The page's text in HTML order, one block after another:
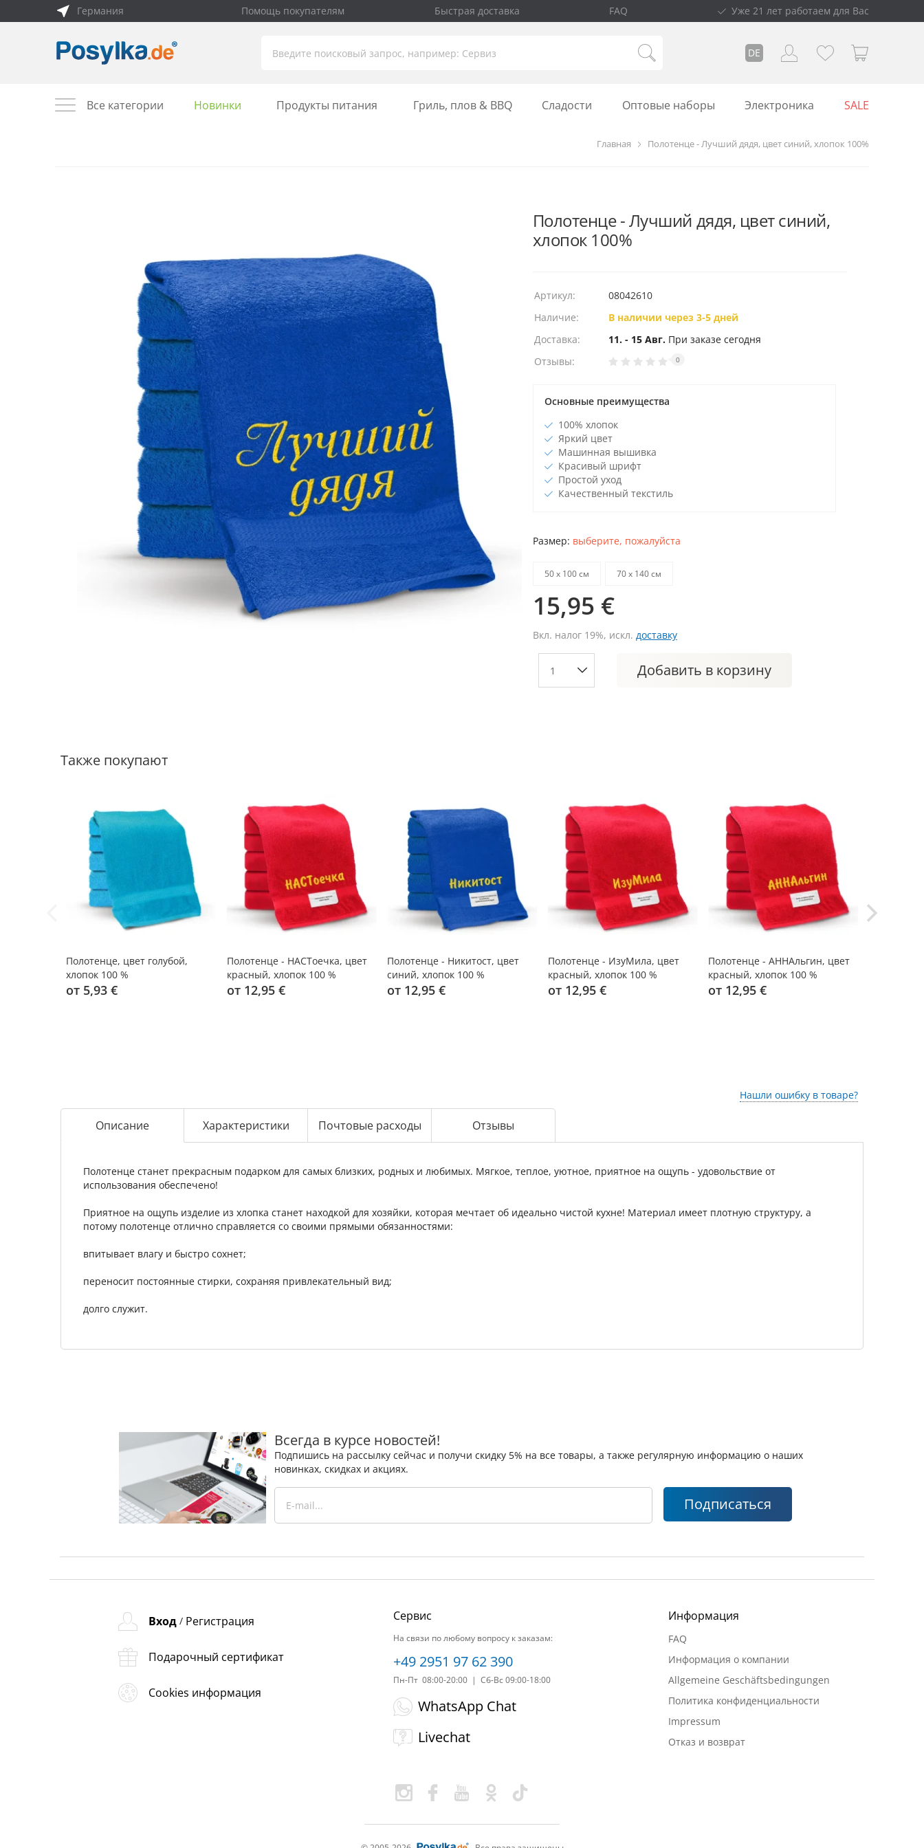
Германия Помощь покупателям Быстрая доставка FAQ Уже 21 лет работаем для Вас
DE
Все категории Новинки Продукты питания Гриль, плов & BBQ Сладости Оптовые наборы Электроника SALE
Главная Полотенце - Лучший дядя, цвет синий, хлопок 100%
Полотенце - Лучший дядя, цвет синий,
хлопок 100%
Артикул:
08042610
Наличие:
В наличии через 3-5 дней
Доставка:
11. - 15 Авг. При заказе сегодня
Отзывы:
0
Основные преимущества
100% хлопок
Яркий цвет
Машинная вышивка
Красивый шрифт
Простой уход
Качественный текстиль
Размер: выберите, пожалуйста
50 х 100 см 70 х 140 см
15,95 €
Вкл. налог 19%, искл. доставку
Добавить в корзину
Также покупают
Полотенце, цвет голубой,
хлопок 100 %
от 5,93 €
Полотенце - НАСТоечка, цвет
красный, хлопок 100 %
от 12,95 €
Полотенце - Никитост, цвет
синий, хлопок 100 %
от 12,95 €
Полотенце - ИзуМила, цвет
красный, хлопок 100 %
от 12,95 €
Полотенце - АННАльгин, цвет
красный, хлопок 100 %
от 12,95 €
Нашли ошибку в товаре?
Описание Характеристики Почтовые расходы Отзывы
Полотенце станет прекрасным подарком для самых близких, родных и любимых. Мягкое, теплое, уютное, приятное на ощупь - удовольствие от
использования обеспечено!
Приятное на ощупь изделие из хлопка станет находкой для хозяйки, которая мечтает об идеально чистой кухне! Материал имеет плотную структуру, а
потому полотенце отлично справляется со своими прямыми обязанностями:
впитывает влагу и быстро сохнет;
переносит постоянные стирки, сохраняя привлекательный вид;
долго служит.
Всегда в курсе новостей!
Подпишись на рассылку сейчас и получи скидку 5% на все товары, а также регулярную информацию о наших
новинках, скидках и акциях.
Подписаться
Вход / Регистрация
Подарочный сертификат
Cookies информация
Сервис
На связи по любому вопросу к заказам:
+49 2951 97 62 390
Пн-Пт 08:00-20:00 | Сб-Вс 09:00-18:00
WhatsApp Chat
Livechat
Информация
FAQ
Информация о компании
Allgemeine Geschäftsbedingungen
Политика конфиденциальности
Impressum
Отказ и возврат